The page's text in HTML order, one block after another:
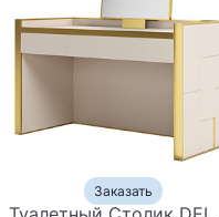
Заказать